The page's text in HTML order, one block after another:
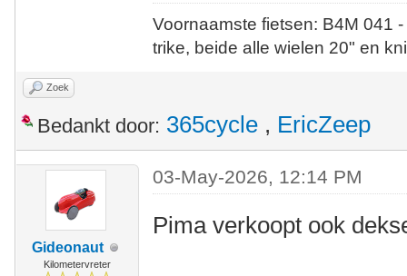
Voornaamste fietsen: B4M
trike, beide alle wielen 20" en
Zoek
Bedankt door: 365cycle , EricZeep
Gideonaut
Kilometervreter
03-May-2026, 12:14 PM
Pima verkoopt ook